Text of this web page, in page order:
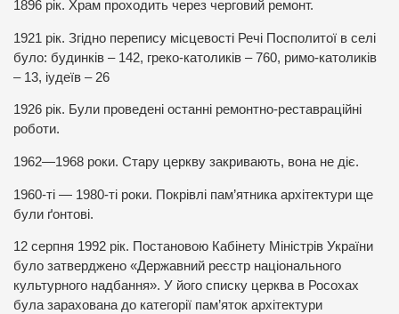
1896 рік. Храм проходить через черговий ремонт.
1921 рік. Згідно перепису місцевості Речі Посполитої в селі
було: будинків – 142, греко-католиків – 760, римо-католиків
– 13, іудеїв – 26
1926 рік. Були проведені останні ремонтно-реставраційні
роботи.
1962—1968 роки. Стару церкву закривають, вона не діє.
1960-ті — 1980-ті роки. Покрівлі пам’ятника архітектури ще
були ґонтові.
12 серпня 1992 рік. Постановою Кабінету Міністрів України
було затверджено «Державний реєстр національного
культурного надбання». У його списку церква в Росохах
була зарахована до категорії пам’яток архітектури